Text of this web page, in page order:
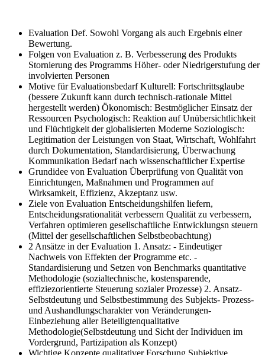
Evaluation Def. Sowohl Vorgang als auch Ergebnis einer
Bewertung.
Folgen von Evaluation z. B. Verbesserung des Produkts
Stornierung des Programms Höher- oder Niedrigerstufung der
involvierten Personen
Motive für EvaluationsbedarfKulturell: Fortschrittsglaube
(bessere Zukunft kann durch technisch-rationale Mittel
hergestellt werden) Ökonomisch: Bestmöglicher Einsatz der
Ressourcen Psychologisch: Reaktion auf Unübersichtlichkeit
und Flüchtigkeit der globalisierten Moderne Soziologisch:
Legitimation der Leistungen von Staat, Wirtschaft, Wohlfahrt
durch Dokumentation, Standardisierung, Überwachung
Kommunikation Bedarf nach wissenschaftlicher Expertise
Grundidee von Evaluation Überprüfung von Qualität von
Einrichtungen, Maßnahmen und Programmen auf
Wirksamkeit, Effizienz, Akzeptanz usw.
Ziele von Evaluation Entscheidungshilfen liefern,
Entscheidungsrationalität verbessern Qualität zu verbessern,
Verfahren optimieren gesellschaftliche Entwicklungsn steuern
(Mittel der gesellschaftlichen Selbstbeobachtung)
2 Ansätze in der Evaluation 1. Ansatz: - Eindeutiger
Nachweis von Effekten der Programme etc. -
Standardisierung und Setzen von Benchmarks quantitative
Methodologie (sozialtechnische, kostensparende,
effiziezorientierte Steuerung sozialer Prozesse) 2. Ansatz-
Selbstdeutung und Selbstbestimmung des Subjekts- Prozess-
und Aushandlungscharakter von Veränderungen-
Einbeziehung aller Beteiligtenqualitative
Methodologie(Selbstdeutung und Sicht der Individuen im
Vordergrund, Partizipation als Konzept)
Wichtige Konzepte qualitativer Forschung Subjektive